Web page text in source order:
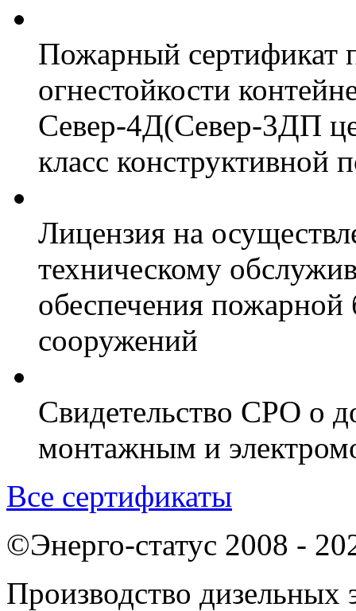
Пожарный сертификат
огнестойкости
Север-4Д(Север-3ДП
класс конструктивной
Лицензия на
техническому
обеспечения пожарной
сооружений
Свидетельство СРО о
монтажным и
Все сертификаты
©Энерго-статус 2008 -
Производство дизельных